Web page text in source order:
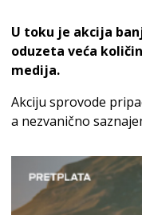
U toku je akcija
oduzeta veća
medija.
Akciju sprovode
a nezvanično